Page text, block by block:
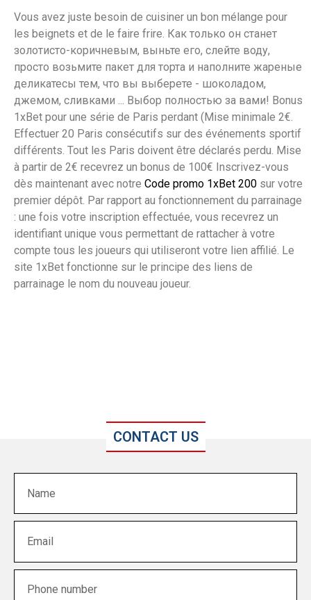
Vous avez juste besoin de cuisiner un bon mélange pour
les beignets et de le faire frire. Как только он станет
золотисто-коричневым, выньте его, слейте воду,
просто возьмите пакет для торта и наполните жареные
деликатесы тем, что вы выберете - шоколадом,
джемом, сливками ... Выбор полностью за вами! Bonus
1xBet pour une série de Paris perdant (Mise minimale 2€.
Effectuer 20 Paris consécutifs sur des événements sportif
différents. Tout les Paris doivent être déclarés perdu. Mise
à partir de 2€ recevrez un bonus de 100€ Inscrivez-vous
dès maintenant avec notre Code promo 1xBet 200 sur votre
premier dépôt. Par rapport au fonctionnement du parrainage
: une fois votre inscription effectuée, vous recevrez un
identifiant unique vous permettant de rattacher à votre
compte tous les joueurs qui utiliseront votre lien affilié. Le
site 1xBet fonctionne sur le principe des liens de
parrainage le nom du nouveau joueur.
CONTACT US